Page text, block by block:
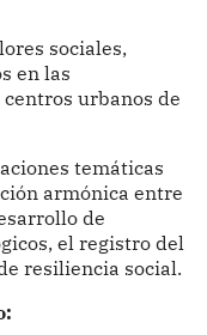
sociales,
en las
urbanos de
temáticas
armónica entre
de
el registro del
resiliencia social.